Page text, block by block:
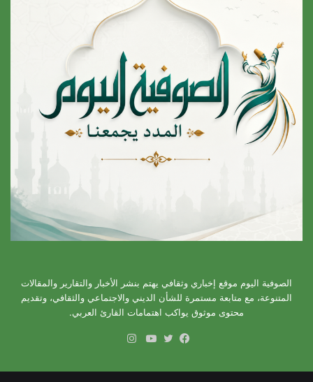
الصوفية اليوم موقع إخباري وثقافي يهتم بنشر الأخبار والتقارير والمقالات
المتنوعة، مع متابعة مستمرة للشأن الديني والاجتماعي والثقافي، وتقديم
محتوى موثوق يواكب اهتمامات القارئ العربي.